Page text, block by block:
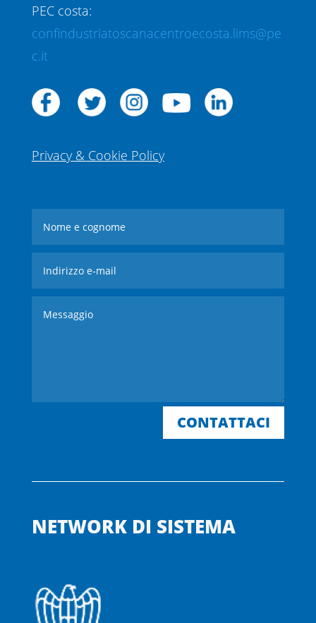
PEC costa:
confindustriatoscanacentroecosta.lims@pe
c.it
Privacy & Cookie Policy
CONTATTACI
NETWORK DI SISTEMA